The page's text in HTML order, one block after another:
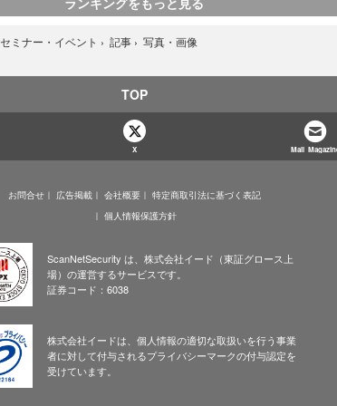
セミナー・イベント › 記事 › 写真・画像
TOP
X Mail
お問合せ 広告掲載 会社概要
特定商取引法に基づく表記
個人情報保護方針
ScanNetSecurity は、株式会社イード（東証グロース上
場）の運営するサービスです。
証券コード：6038
株式会社イードは、個人情報の適切な取扱いを行う事業
者に対して付与されるプライバシーマークの付与認定を
受けています。